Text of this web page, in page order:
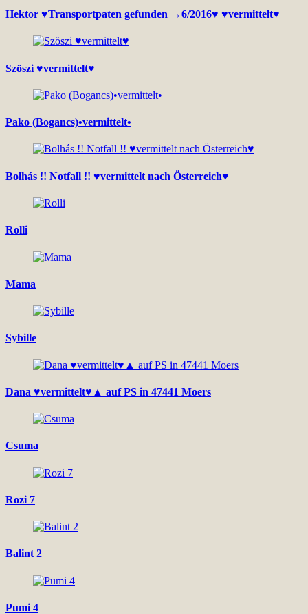
Hektor ♥Transportpaten gefunden →6/2016♥ ♥vermittelt♥
Szöszi ♥vermittelt♥
Pako (Bogancs)•vermittelt•
Bolhás !! Notfall !! ♥vermittelt nach Österreich♥
Rolli
Mama
Sybille
Dana ♥vermittelt♥▲ auf PS in 47441 Moers
Csuma
Rozi 7
Balint 2
Pumi 4